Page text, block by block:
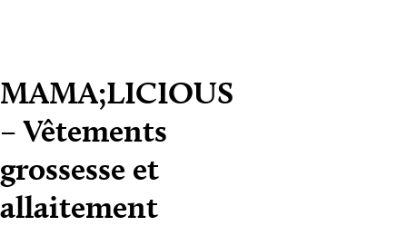
MAMA;LICIOUS
– Vêtements
grossesse et
allaitement